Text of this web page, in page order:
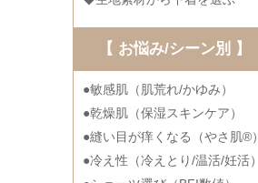
【 お悩み/シーン別 】
●敏感肌（肌荒れ/かゆみ）
●乾燥肌（保湿スキンケア）
●縫い目が痒くなる（やさ肌®）
●冷え性（冷えとり/温活/妊活）